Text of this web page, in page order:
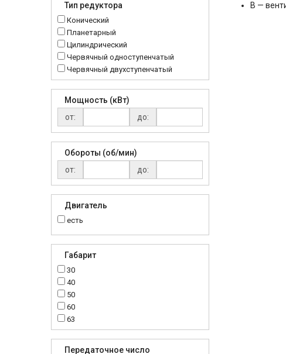
MTC
NMRV
RC
Тип редуктора
Конический
Планетарный
Цилиндрический
Червячный одноступенчатый
Червячный двухступенчатый
Мощность (кВт)
от:
до:
Обороты (об/мин)
от:
до:
Двигатель
есть
Габарит
30
40
50
60
63
70
Передаточное число
В —